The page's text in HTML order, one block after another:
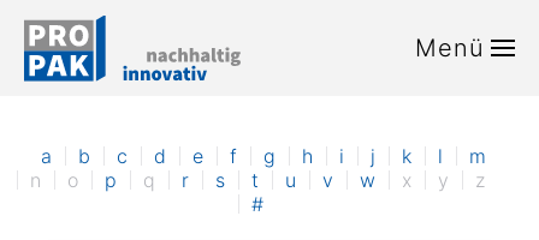
Zum Hauptinhalt springen Menü
a b c d e f g h i j k l
m
n
o p q r s t u v w x y
z
#